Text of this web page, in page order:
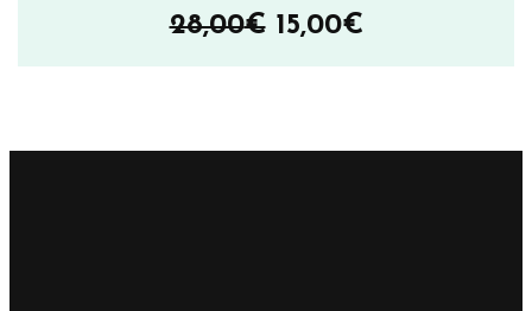
28,00€ Alkuperäinen
hinta
28,00€.
15,00€Nykyinen
hinta
15,00€.